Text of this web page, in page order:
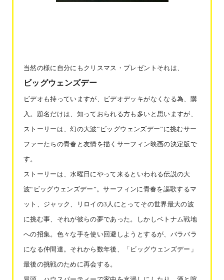
当然の様に自分にもクリスマス・プレゼントそれは、
ビッグウェンズデー
ビデオも持っていますが、ビデオデッキがなくなる為、購
入。題名だけは、知っておられる方も多いと思いますが、
ストーリーは、幻の大波“ビッグウェンズデー”に挑むサー
ファーたちの青春と友情を描くサーフィン映画の決定版で
す。
ストーリーは、水曜日にやって来るといわれる伝説の大
波“ビッグウェンズデー”。サーフィンに青春を謳歌するマ
ット、ジャック、リロイの3人にとってその世界最大の波
に挑む事、それが彼らの夢であった。しかしベトナム戦地
への招集。色々な手を使い回避しようとするが、バラバラ
になる仲間達。それから数年後、「ビッグウェンズデー」
最後の挑戦のために再会する。